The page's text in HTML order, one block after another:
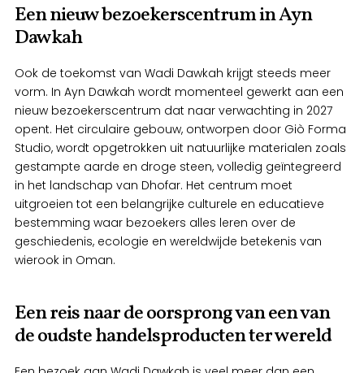
Een nieuw bezoekerscentrum in Ayn
Dawkah
Ook de toekomst van Wadi Dawkah krijgt steeds meer
vorm. In Ayn Dawkah wordt momenteel gewerkt aan een
nieuw bezoekerscentrum dat naar verwachting in 2027
opent. Het circulaire gebouw, ontworpen door Giò Forma
Studio, wordt opgetrokken uit natuurlijke materialen zoals
gestampte aarde en droge steen, volledig geïntegreerd
in het landschap van Dhofar. Het centrum moet
uitgroeien tot een belangrijke culturele en educatieve
bestemming waar bezoekers alles leren over de
geschiedenis, ecologie en wereldwijde betekenis van
wierook in Oman.
Een reis naar de oorsprong van een van
de oudste handelsproducten ter wereld